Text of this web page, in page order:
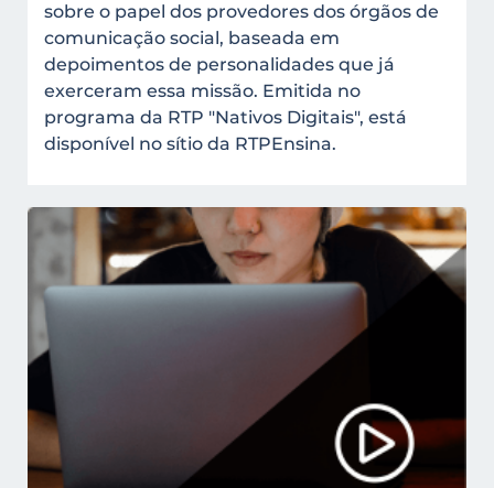
sobre o papel dos provedores dos órgãos de
comunicação social, baseada em
depoimentos de personalidades que já
exerceram essa missão. Emitida no
programa da RTP "Nativos Digitais", está
disponível no sítio da RTPEnsina.